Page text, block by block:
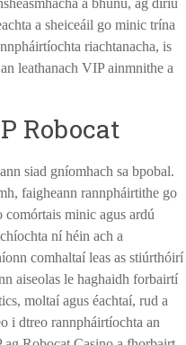
a bhunú, ag díriú
a sheiceáil go minic trína
riachtanacha, is
leathanach VIP ainmnithe a
Robocat
siad gníomhach sa bpobal.
faigheann rannpháirtithe go
comórtais minic agus ardú
ní héin ach a
comhaltaí leas as stiúrthóirí
aiseolas le haghaidh forbairtí
moltaí agus éachtaí, rud a
i dtreo rannpháirtíochta an